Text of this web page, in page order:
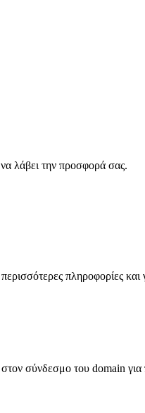
λάβει την προσφορά σας.
πληροφορίες
σύνδεσμο του domain για